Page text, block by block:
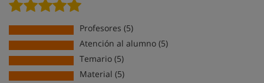
Profesores (5)
Atención al alumno (5)
Temario (5)
Material (5)